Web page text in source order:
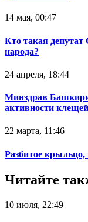
14 мая, 00:47
Кто такая депутат
народа?
24 апреля, 18:44
Минздрав
активности клещей
22 марта, 11:46
Разбитое крыльцо,
Читайте
10 июля, 22:49